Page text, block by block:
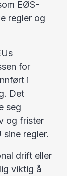
EØS-
regler og
for
i
Det
seg
og frister
regler.
drift eller
viktig å